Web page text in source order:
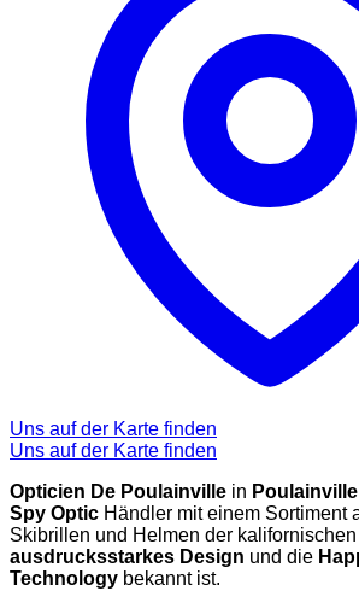
Uns auf der Karte finden
Uns auf der Karte finden
Opticien De Poulainville in Poulainville
Spy Optic Händler mit einem Sortiment
Skibrillen und Helmen der
ausdrucksstarkes Design und die
Technology bekannt ist.